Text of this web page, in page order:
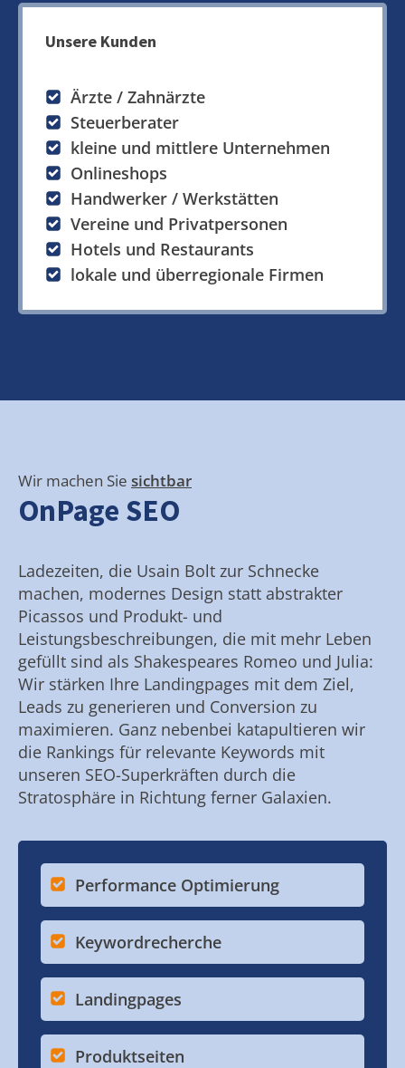
Unsere Kunden
Ärzte / Zahnärzte
Steuerberater
kleine und mittlere Unternehmen
Onlineshops
Handwerker / Werkstätten
Vereine und Privatpersonen
Hotels und Restaurants
lokale und überregionale Firmen
Wir machen Sie sichtbar
OnPage SEO
Ladezeiten, die Usain Bolt zur Schnecke
machen, modernes Design statt abstrakter
Picassos und Produkt- und
Leistungsbeschreibungen, die mit mehr Leben
gefüllt sind als Shakespeares Romeo und Julia:
Wir stärken Ihre Landingpages mit dem Ziel,
Leads zu generieren und Conversion zu
maximieren. Ganz nebenbei katapultieren wir
die Rankings für relevante Keywords mit
unseren SEO-Superkräften durch die
Stratosphäre in Richtung ferner Galaxien.
Performance Optimierung
Keywordrecherche
Landingpages
Produktseiten